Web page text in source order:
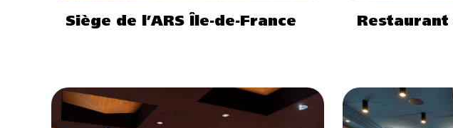
Siège de l’ARS Île-de-France Restaurant